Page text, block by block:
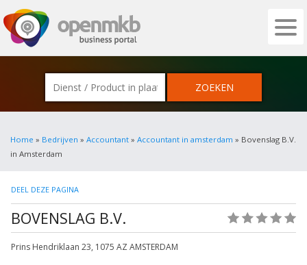
OPENMKB - DE ZAKELIJKE PORTAL
Home » Bedrijven » Accountant » Accountant in amsterdam » Bovenslag B.V.
in Amsterdam
DEEL DEZE PAGINA
BOVENSLAG B.V.
Prins Hendriklaan 23, 1075 AZ AMSTERDAM